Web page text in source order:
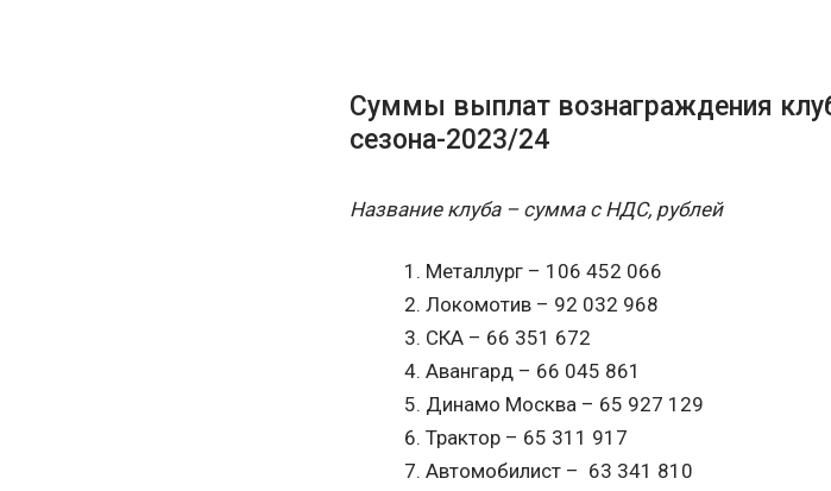
Суммы выплат вознаграждения
сезона-2023/24
Название клуба – сумма с НДС, рублей
Металлург – 106 452 066
Локомотив – 92 032 968
СКА – 66 351 672
Авангард – 66 045 861
Динамо Москва – 65 927 129
Трактор – 65 311 917
Автомобилист – 63 341 810